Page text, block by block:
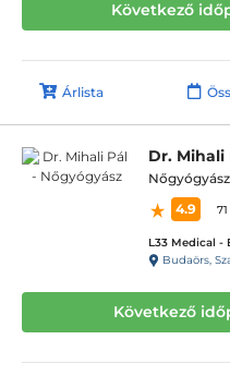
Következő
Árlista
Dr. Mihali
Nőgyógyász
4.9
L33 Medical -
Budaörs,
Következő